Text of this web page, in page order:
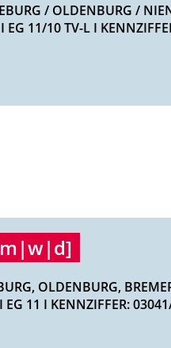
/ OLDENBURG /
11/10 TV-L I
OLDENBURG,
11 I KENNZIFFER: